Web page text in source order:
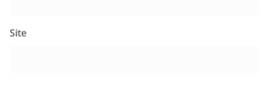
Site